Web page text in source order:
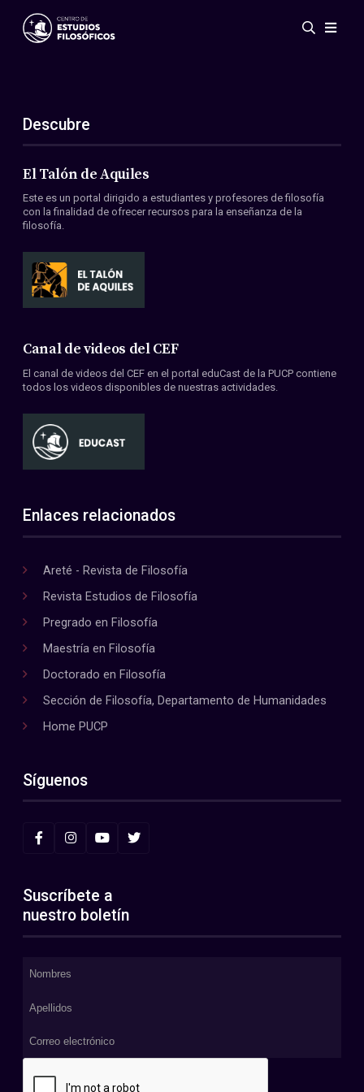
Eventos
Redes
Galería
ES
EN
Acerca de nosotros
Reglamento
Convenios
Descubre
El Talón de Aquiles
Este es un portal dirigido a estudiantes y profesores de filosofía
con la finalidad de ofrecer recursos para la enseñanza de la
filosofía.
Canal de videos del CEF
El canal de videos del CEF en el portal eduCast de la PUCP contiene
todos los videos disponibles de nuestras actividades.
Enlaces relacionados
Areté - Revista de Filosofía
Revista Estudios de Filosofía
Pregrado en Filosofía
Maestría en Filosofía
Doctorado en Filosofía
Sección de Filosofía, Departamento de Humanidades
Home PUCP
Síguenos
Suscríbete a
nuestro boletín